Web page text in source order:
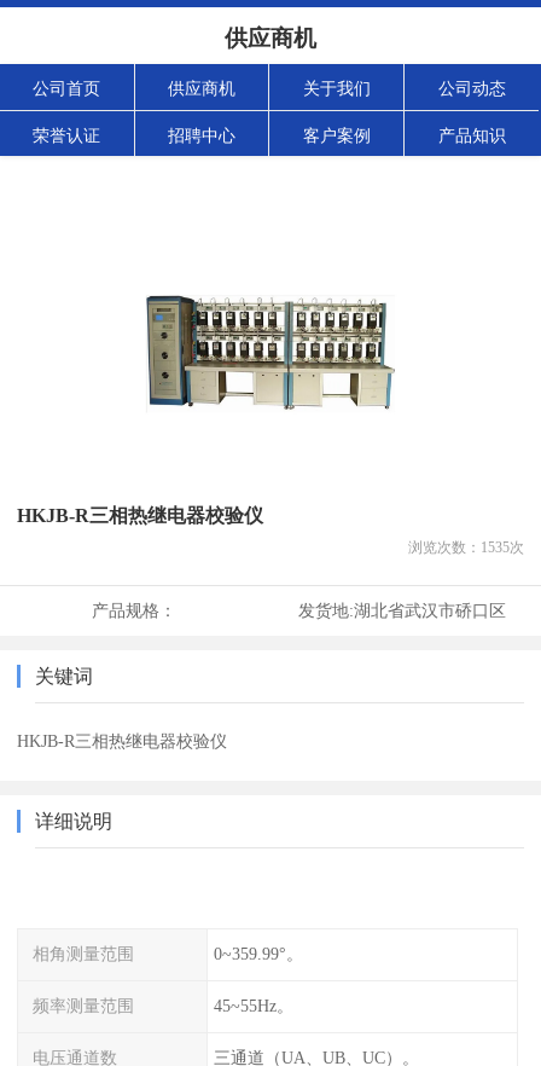
供应商机
公司首页 供应商机 关于我们 公司动态
荣誉认证 招聘中心 客户案例 产品知识
HKJB-R三相热继电器校验仪
浏览次数： 1535次
产品规格： 发货地:湖北省武汉市硚口区
关键词
HKJB-R三相热继电器校验仪
详细说明
相角测量范围 0~359.99°。
频率测量范围 45~55Hz。
电压通道数 三通道（UA、UB、UC）。